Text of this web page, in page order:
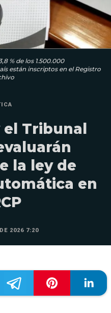
% de los 1.500.000
están inscriptos en el Registro
Tribunal
la ley de
en
2026 7:20